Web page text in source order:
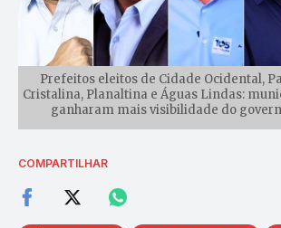
Prefeitos eleitos de Cidade Ocidental,
Cristalina, Planaltina e Águas Lindas:
ganharam mais visibilidade do
COMPARTILHAR